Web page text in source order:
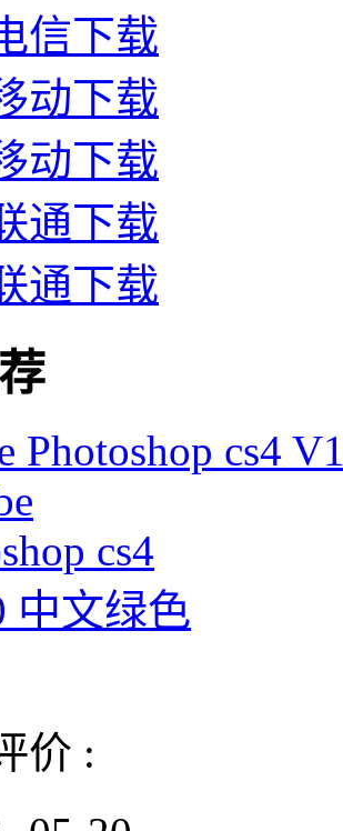
信下载
动下载
动下载
通下载
通下载
Photoshop cs4
价 :